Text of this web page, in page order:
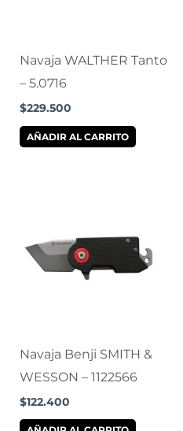
Navaja WALTHER Tanto
– 5.0716
$229.500
AÑADIR AL CARRITO
Navaja Benji SMITH &
WESSON – 1122566
$122.400